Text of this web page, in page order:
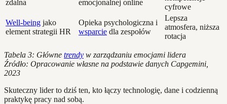
zdalna
emocjonalnej online
cyfrowe
Well-being jako
element strategii HR
Opieka psychologiczna i
wsparcie dla zespołów
Lepsza
atmosfera, niższa
rotacja
Tabela 3: Główne trendy w zarządzaniu emocjami lidera
Źródło: Opracowanie własne na podstawie danych Capgemini,
2023
Skuteczny lider to dziś ten, kto łączy technologię, dane i codzienną
praktykę pracy nad sobą.